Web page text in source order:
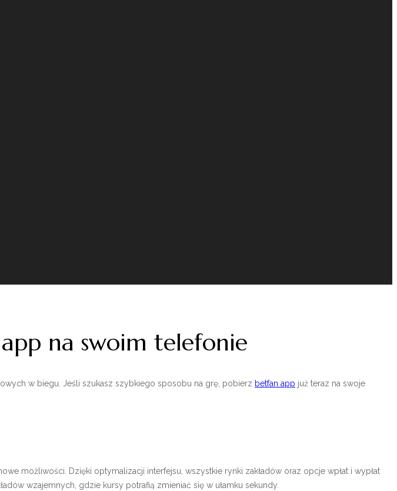
na swoim telefonie
w biegu. Jeśli szukasz szybkiego sposobu na grę, pobierz betfan app już teraz na swoje
możliwości. Dzięki optymalizacji interfejsu, wszystkie rynki zakładów oraz opcje wpłat i wypłat
wzajemnych, gdzie kursy potrafią zmieniać się w ułamku sekundy.